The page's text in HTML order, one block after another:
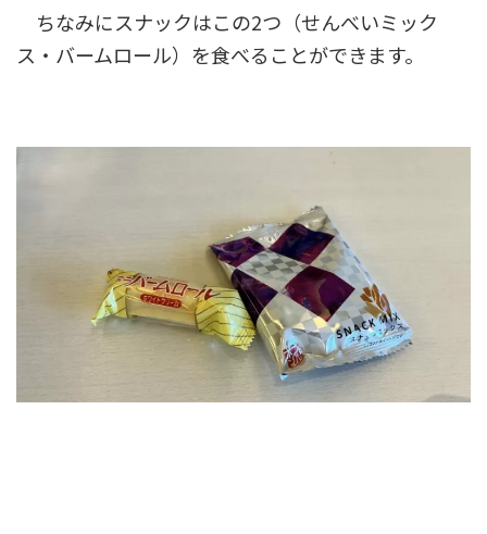
ちなみにスナックはこの2つ（せんべいミック
ス・バームロール）を食べることができます。